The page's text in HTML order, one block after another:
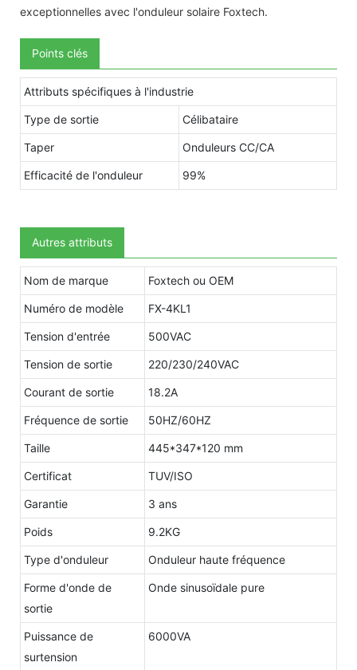
exceptionnelles avec l'onduleur solaire Foxtech.
Points clés
Attributs spécifiques à l'industrie
Type de sortie Célibataire
Taper Onduleurs CC/CA
Efficacité de l'onduleur 99%
Autres attributs
Nom de marque Foxtech ou OEM
Numéro de modèle FX-4KL1
Tension d'entrée 500VAC
Tension de sortie 220/230/240VAC
Courant de sortie 18.2A
Fréquence de sortie 50HZ/60HZ
Taille 445*347*120 mm
Certificat TUV/ISO
Garantie 3 ans
Poids 9.2KG
Type d'onduleur Onduleur haute fréquence
Forme d'onde de
sortie
Onde sinusoïdale pure
Puissance de
surtension
6000VA